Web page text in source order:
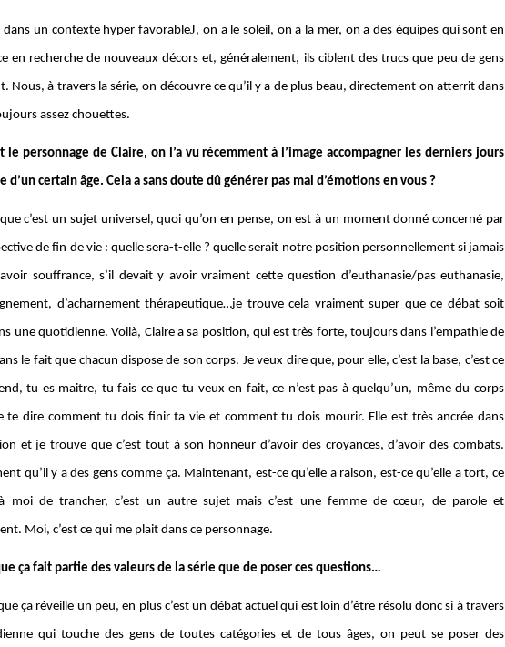
dans un contexte hyper favorableJ, on a le soleil, on a la mer, on a des équipes qui sont en
en recherche de nouveaux décors et, généralement, ils ciblent des trucs que peu de gens
Nous, à travers la série, on découvre ce qu’il y a de plus beau, directement on atterrit dans
assez chouettes.
le personnage de Claire, on l’a vu récemment à l’image accompagner les derniers jours
d’un certain âge. Cela a sans doute dû générer pas mal d’émotions en vous ?
c’est un sujet universel, quoi qu’on en pense, on est à un moment donné concerné par
de fin de vie : quelle sera-t-elle ? quelle serait notre position personnellement si jamais
souffrance, s’il devait y avoir vraiment cette question d’euthanasie/pas euthanasie,
d’acharnement thérapeutique…je trouve cela vraiment super que ce débat soit
une quotidienne. Voilà, Claire a sa position, qui est très forte, toujours dans l’empathie de
le fait que chacun dispose de son corps. Je veux dire que, pour elle, c’est la base, c’est ce
tu es maitre, tu fais ce que tu veux en fait, ce n’est pas à quelqu’un, même du corps
te dire comment tu dois finir ta vie et comment tu dois mourir. Elle est très ancrée dans
et je trouve que c’est tout à son honneur d’avoir des croyances, d’avoir des combats.
qu’il y a des gens comme ça. Maintenant, est-ce qu’elle a raison, est-ce qu’elle a tort, ce
à moi de trancher, c’est un autre sujet mais c’est une femme de cœur, de parole et
Moi, c’est ce qui me plait dans ce personnage.
ça fait partie des valeurs de la série que de poser ces questions…
ça réveille un peu, en plus c’est un débat actuel qui est loin d’être résolu donc si à travers
qui touche des gens de toutes catégories et de tous âges, on peut se poser des